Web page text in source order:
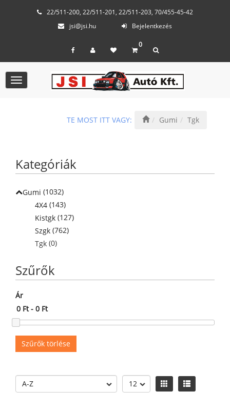
22/511-200, 22/511-201, 22/511-203, 70/455-45-42
jsi@jsi.hu
Bejelentkezés
0
Toggle
navigation
TE MOST ITT VAGY: Gumi Tgk
Kategóriák
Gumi (1032)
4X4 (143)
Kistgk (127)
Szgk (762)
Tgk (0)
Szűrők
Ár
Szűrők törlése